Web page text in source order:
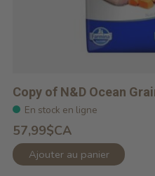
Copy of N&D Ocean
En stock en ligne
57,99$CA
Ajouter au panier